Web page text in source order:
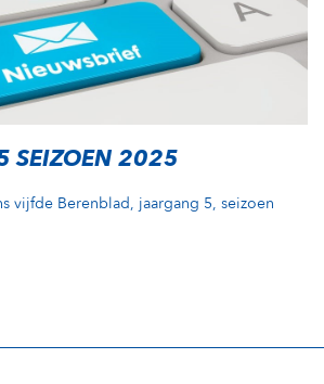
SEIZOEN 2025
vijfde Berenblad, jaargang 5, seizoen